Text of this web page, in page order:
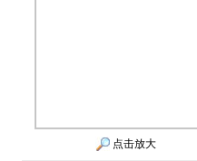
点击放大